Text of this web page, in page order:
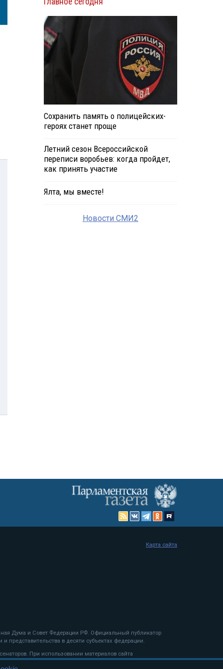
Сохранить память о полицейских-
героях станет проще
Летний сезон Всероссийской
переписи воробьев: когда пройдет,
как принять участие
Ялта, мы вместе!
Новости СМИ2
Дума и Совет Федерации РФ. Официальный публикатор
представительства в десяти субъектах федерации.
При использовании материалов сайта
Карта сайта